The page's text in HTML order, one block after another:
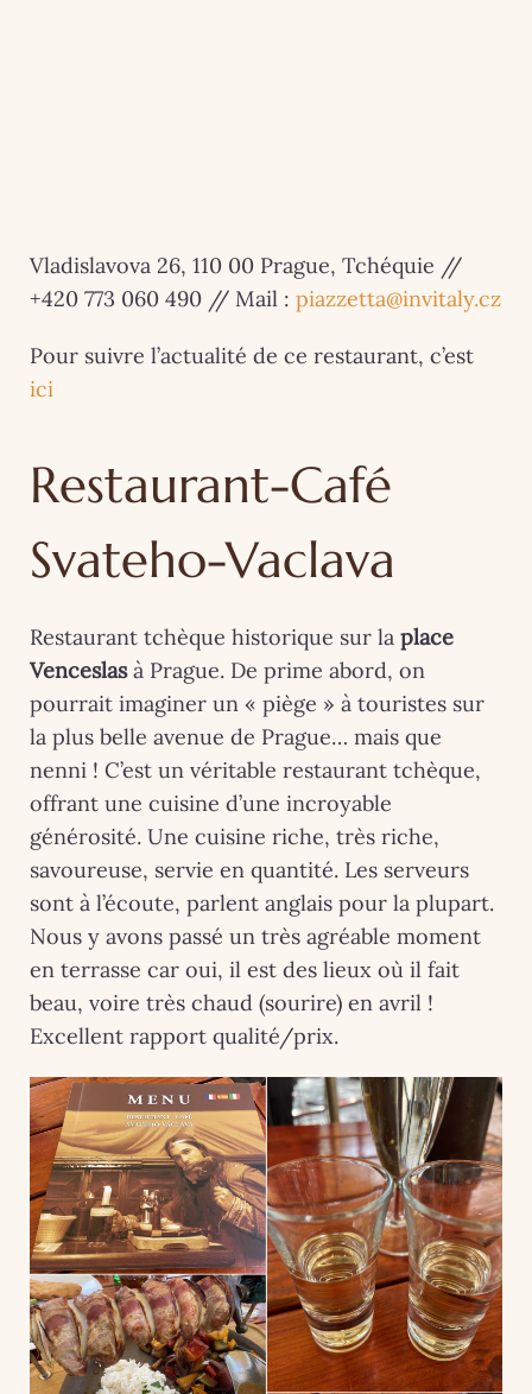
Vladislavova 26, 110 00 Prague, Tchéquie //
+420 773 060 490 // Mail : piazzetta@invitaly.cz
Pour suivre l’actualité de ce restaurant, c’est
ici
Restaurant-Café
Svateho-Vaclava
Restaurant tchèque historique sur la place
Venceslasà Prague. De prime abord, on
pourrait imaginer un « piège » à touristes sur
la plus belle avenue de Prague… mais que
nenni ! C’est un véritable restaurant tchèque,
offrant une cuisine d’une incroyable
générosité. Une cuisine riche, très riche,
savoureuse, servie en quantité. Les serveurs
sont à l’écoute, parlent anglais pour la plupart.
Nous y avons passé un très agréable moment
en terrasse car oui, il est des lieux où il fait
beau, voire très chaud (sourire) en avril !
Excellent rapport qualité/prix.